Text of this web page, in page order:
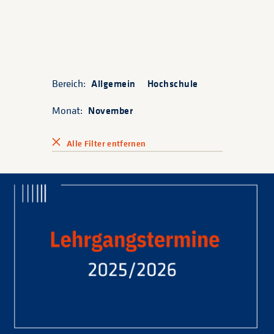
Bereich: Allgemein
Hochschule
Monat: November
Alle Filter entfernen